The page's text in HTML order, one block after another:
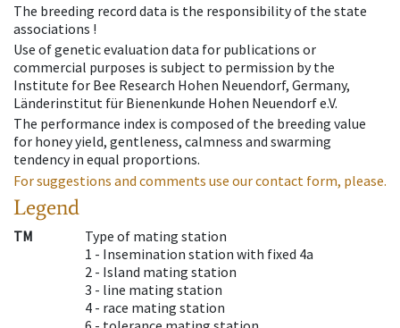
The breeding record data is the responsibility of the state
associations !
Use of genetic evaluation data for publications or
commercial purposes is subject to permission by the
Institute for Bee Research Hohen Neuendorf, Germany,
Länderinstitut für Bienenkunde Hohen Neuendorf e.V.
The performance index is composed of the breeding value
for honey yield, gentleness, calmness and swarming
tendency in equal proportions.
For suggestions and comments use our contact form, please.
Legend
TM
Type of mating station
1 - Insemination station with fixed 4a
2 - Island mating station
3 - line mating station
4 - race mating station